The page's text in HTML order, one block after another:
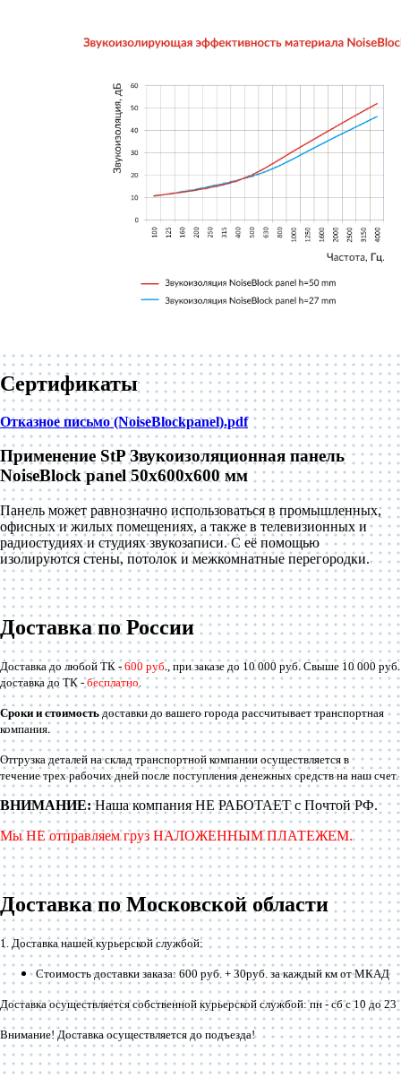
Сертификаты
Отказное письмо (NoiseBlockpanel).pdf
Применение StP Звукоизоляционная панель
NoiseBlock panel 50x600x600 мм
Панель может равнозначно использоваться в промышленных,
офисных и жилых помещениях, а также в телевизионных и
радиостудиях и студиях звукозаписи. С её помощью
изолируются стены, потолок и межкомнатные перегородки.
Доставка по России
Доставка до любой ТК -600 руб., при заказе до 10 000 руб. Свыше 10 000 руб.
доставка до ТК -бесплатно.
Сроки и стоимостьдоставки до вашего города рассчитывает транспортная
компания.
Отгрузка деталей на склад транспортной компании осуществляется в
течение трех рабочих дней после поступления денежных средств на наш счет.
ВНИМАНИЕ:Наша компания НЕ РАБОТАЕТ с Почтой РФ.
Мы НЕ отправляем груз НАЛОЖЕННЫМ ПЛАТЕЖЕМ.
Доставка по Московской области
1. Доставка нашей курьерской службой:
Стоимость доставки заказа: 600 руб. + 30руб. за каждый км от МКАД
Доставка осуществляется собственной курьерской службой: пн - сб с 10 до 23
Внимание! Доставка осуществляется до подъезда!